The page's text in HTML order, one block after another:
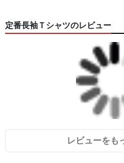
定番長袖Ｔシャツのレビュー
レビューをも